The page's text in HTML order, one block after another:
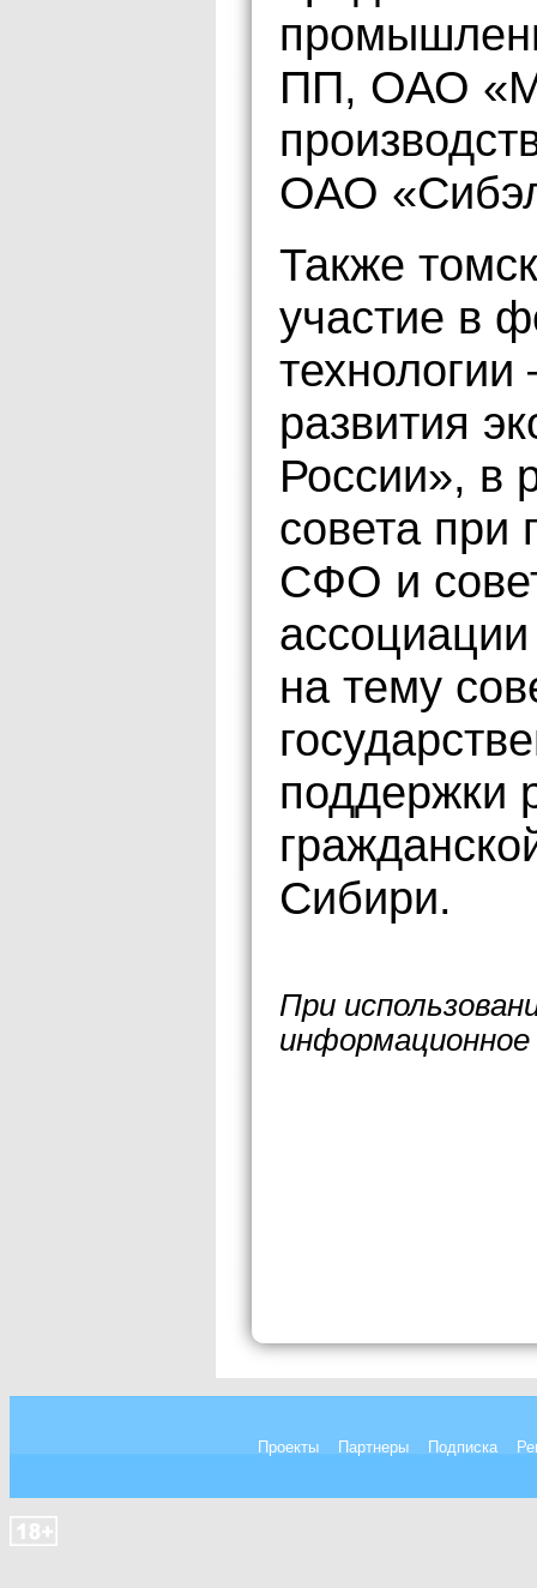
ПП, ОАО
ОАО
Также
участие в
развития
России», в
совета при
СФО и
на тему
поддержки
Сибири.
При
Проекты Партнеры Подписка